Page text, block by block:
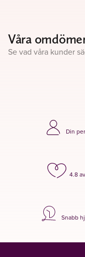
Våra
Se vad våra kunder
Din
4.8
Snabb